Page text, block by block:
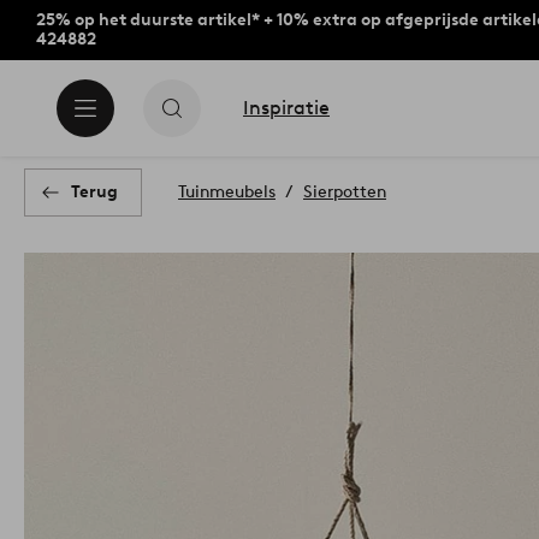
25% op het duurste artikel* + 10% extra op afgeprijsde
424882
Inspiratie
Terug Tuinmeubels Sierpotten